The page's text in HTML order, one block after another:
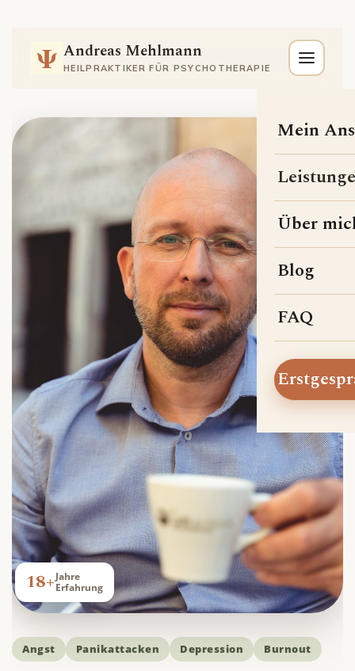
Ψ Andreas Mehlmann
HEILPRAKTIKER FÜR PSYCHOTHERAPIE
Mein
Über
Blog
FAQ
Angst Panikattacken Depression Burnout
18+Jahre
Erfahrung